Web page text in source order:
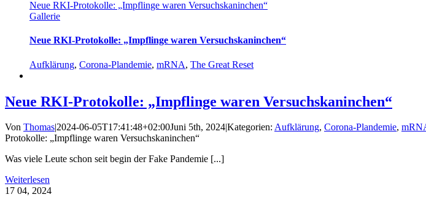
Neue RKI-Protokolle: „Impflinge waren Versuchskaninchen“
Gallerie
Neue RKI-Protokolle: „Impflinge waren Versuchskaninchen“
Aufklärung, Corona-Plandemie, mRNA, The Great Reset
Neue RKI-Protokolle: „Impflinge waren Versuchskaninchen“
Von Thomas2024-06-05T17:41:48+02:00Juni 5th, 2024Kategorien: Aufklärung, Corona-Plandemie,
Protokolle: „Impflinge waren Versuchskaninchen“
Was viele Leute schon seit begin der Fake Pandemie [...]
Weiterlesen
17 04, 2024